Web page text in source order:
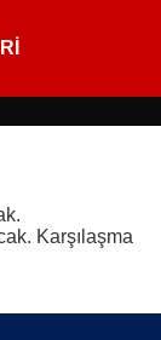
Karşılaşma